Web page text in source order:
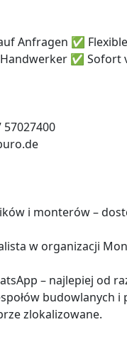
Anfragen ✅
✅
i monterów –
w organizacji
– najlepiej od
budowlanych
zlokalizowane.